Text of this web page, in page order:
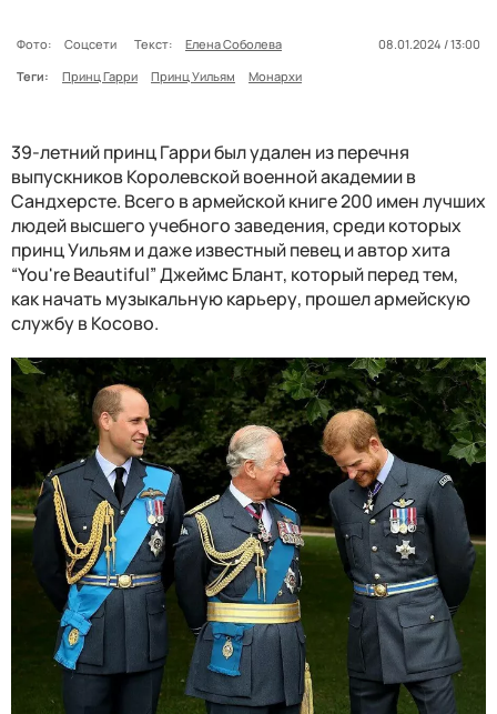
Фото: Соцсети Текст: Елена Соболева
08.01.2024 / 13:00
Теги:
Принц Гарри Принц Уильям Монархи
39-летний принц Гарри был удален из перечня
выпускников Королевской военной академии в
Сандхерсте. Всего в армейской книге 200 имен лучших
людей высшего учебного заведения, среди которых
принц Уильям и даже известный певец и автор хита
“You're Beautiful” Джеймс Блант, который перед тем,
как начать музыкальную карьеру, прошел армейскую
службу в Косово.